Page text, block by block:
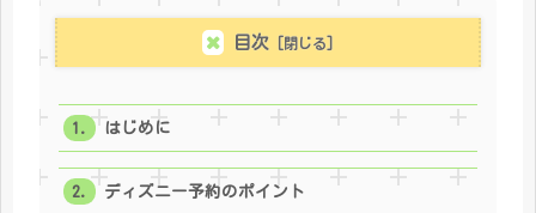
目次
はじめに
ディズニー予約のポイント